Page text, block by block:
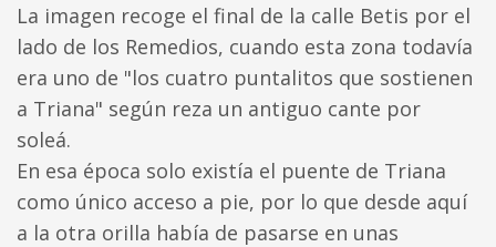
La imagen recoge el final de la calle Betis por el
lado de los Remedios, cuando esta zona todavía
era uno de "los cuatro puntalitos que sostienen
a Triana" según reza un antiguo cante por
soleá.
En esa época solo existía el puente de Triana
como único acceso a pie, por lo que desde aquí
a la otra orilla había de pasarse en unas